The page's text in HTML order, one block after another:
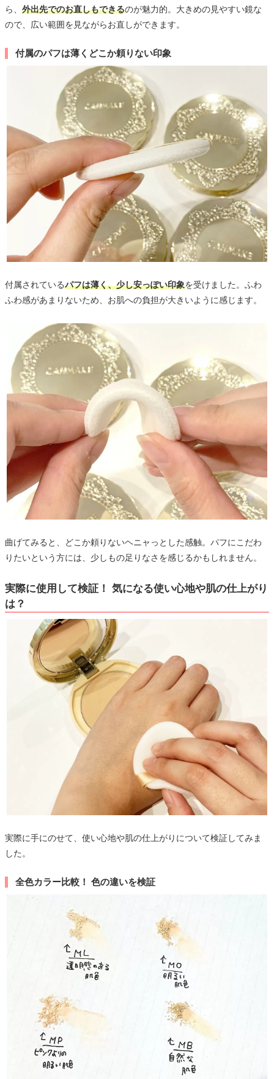
ら、 外出先でのお直しもできるのが魅力的。大きめの見やすい鏡な
ので、広い範囲を見ながらお直しができます。
付属のパフは薄くどこか頼りない印象
付属されているパフは薄く、少し安っぽい印象を受けました。ふわ
ふわ感があまりないため、お肌への負担が大きいように感じます。
曲げてみると、どこか頼りないヘニャっとした感触。パフにこだわ
りたいという方には、少しもの足りなさを感じるかもしれません。
実際に使用して検証！ 気になる使い心地や肌の仕上がり
は？
実際に手にのせて、使い心地や肌の仕上がりについて検証してみま
した。
全色カラー比較！ 色の違いを検証